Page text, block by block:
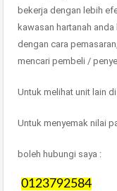
bekerja dengan lebih
kawasan hartanah
dengan cara
mencari pembeli /
Untuk melihat unit lain
Untuk menyemak nilai
boleh hubungi saya :
0123792584